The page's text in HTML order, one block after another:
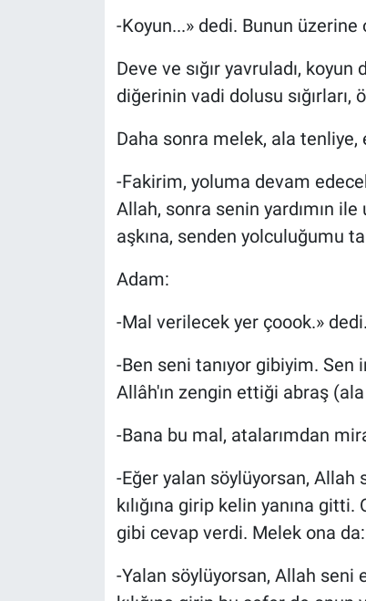
-Koyun...» dedi. Bunun
Deve ve sığır yavruladı,
diğerinin vadi dolusu
Daha sonra melek, ala tenliye,
-Fakirim, yoluma devam
Allah, sonra senin yardımın
aşkına, senden yolculuğumu
Adam:
-Mal verilecek yer çoook.»
-Ben seni tanıyor gibiyim.
Allâh'ın zengin ettiği abraş
-Bana bu mal, atalarımdan
-Eğer yalan söylüyorsan,
kılığına girip kelin yanına
gibi cevap verdi. Melek ona da:
-Yalan söylüyorsan, Allah seni